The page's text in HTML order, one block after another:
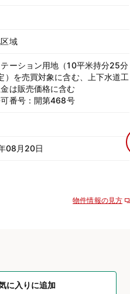
域
テーション用地（10平米持分25分
）を売買対象に含む、上下水道工
は販売価格に含む
番号：開第468号
08月20日
物件情報の見方
に入りに追加